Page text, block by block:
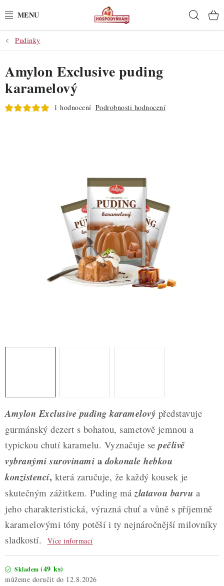
na
POTŘEBY
POMŮCKY
SUROVINY
ZDRAVÉ PEČENÍ
DÁRKOVÉ POUKAZY
TÉMATICKÉ PRODUKTY
Hodnocení obchodu
Blog
Moje objednávka
Podmínky ochrany osobních údajů
Pudinky
Amylon Exclusive puding karamelový představuje
gurmánský dezert s bohatou, sametově jemnou a
typickou chutí karamelu. Vyznačuje sepečlivě
vybranými surovinami adokonale hebkou
konzistencí, která zaručuje, že každý kousek je
skutečným zážitkem. Puding mázlatavou barvu a
jeho charakteristická, výrazná chuť a vůně s příjemně
karamelovými tóny potěší i ty nejnáročnější milovníky
sladkostí.
Více informací
Skladem (49 ks)
12.8.2026
Amylon Exclusive puding
karamelový
1 hodnocení Podrobnosti hodnocení